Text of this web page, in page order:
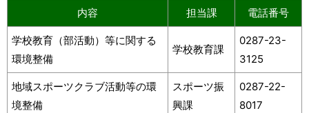
内容 担当課 電話番号
学校教育（部活動）等に関する
環境整備
学校教育課
0287-23-
3125
地域スポーツクラブ活動等の環
境整備
スポーツ振
興課
0287-22-
8017